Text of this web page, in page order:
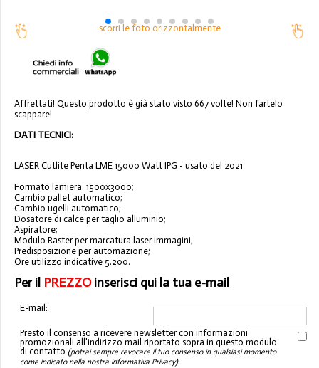
scorri le foto orizzontalmente
Affrettati! Questo prodotto è già stato visto 667 volte! Non fartelo
scappare!
DATI TECNICI:
LASER Cutlite Penta LME 15000 Watt IPG - usato del 2021
Formato lamiera: 1500x3000;
Cambio pallet automatico;
Cambio ugelli automatico;
Dosatore di calce per taglio alluminio;
Aspiratore;
Modulo Raster per marcatura laser immagini;
Predisposizione per automazione;
Ore utilizzo indicative 5.200.
Per il PREZZOinserisci qui la tua e-mail
E-mail:
Presto il consenso a ricevere newsletter con informazioni
promozionali all'indirizzo mail riportato sopra in questo modulo
di contatto (potrai sempre revocare il tuo consenso in qualsiasi momento
come indicato nella nostra informativa Privacy):